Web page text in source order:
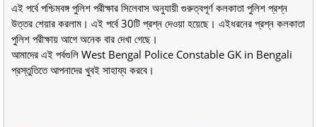
এই পর্বে পশ্চিমবঙ্গ পুলিশ পরীক্ষার সিলেবাস অনুযায়ী গুরুত্বপূর্ণ কলকাতা পুলিশ প্রশ্ন
উত্তর শেয়ার করলাম। এই পর্বে 30টি প্রশ্ন দেওয়া হয়েছে। এইধরনের প্রশ্ন কলকাতা
পুলিশ পরীক্ষায় আগে অনেক বার দেখা গেছে।
আমাদের এই পর্বগুলি West Bengal Police Constable GK in Bengali
প্রস্তুতিতে আপনাদের খুবই সাহায্য করবে।